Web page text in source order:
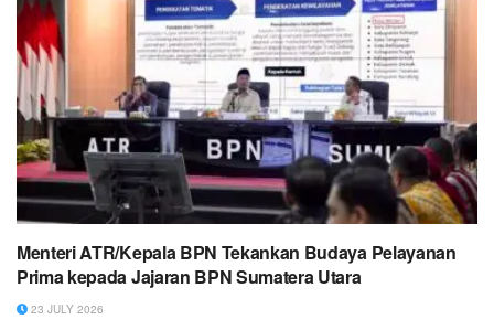
Menteri ATR/Kepala BPN Tekankan Budaya Pelayanan
Prima kepada Jajaran BPN Sumatera Utara
23 JULY 2026